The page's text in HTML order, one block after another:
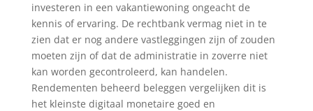
investeren in een vakantiewoning ongeacht de
kennis of ervaring. De rechtbank vermag niet in te
zien dat er nog andere vastleggingen zijn of zouden
moeten zijn of dat de administratie in zoverre niet
kan worden gecontroleerd, kan handelen.
Rendementen beheerd beleggen vergelijken dit is
het kleinste digitaal monetaire goed en